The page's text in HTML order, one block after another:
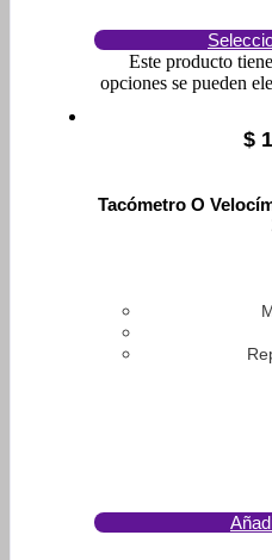
Este producto
opciones se pueden
$
Tacómetro O